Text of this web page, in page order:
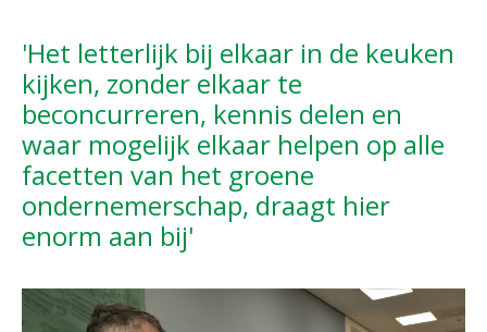
'Het letterlijk bij elkaar in de keuken
kijken, zonder elkaar te
beconcurreren, kennis delen en
waar mogelijk elkaar helpen op alle
facetten van het groene
ondernemerschap, draagt hier
enorm aan bij'